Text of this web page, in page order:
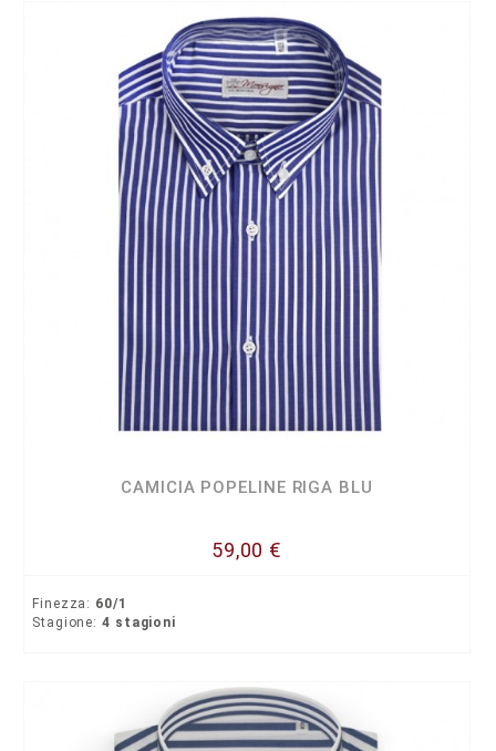
CAMICIA POPELINE RIGA BLU
59,00 €
Finezza: 60/1
Stagione: 4 stagioni